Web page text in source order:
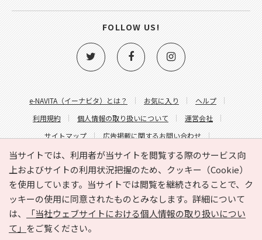
当サイトでは、利用者が当サイトを閲覧する際のサービス向
上およびサイトの利用状況把握のため、クッキー（Cookie）
を使用しています。当サイトでは閲覧を継続されることで、ク
ッキーの使用に同意されたものとみなします。詳細について
は、
「当社ウェブサイトにおける個人情報の取り扱いについ
て」 をご覧ください。
e-NAVITA（イーナビタ）とは？ お気に入り
ヘルプ
利用規約
個人情報の取り扱いについて
運営会社
サイトマップ
広告掲載に関するお問い合わせ
サイトの内容に関するお問い合わせ
FOLLOW US!
Copyright © HYOJITO.Co.,Ltd. All Rights Reserved.